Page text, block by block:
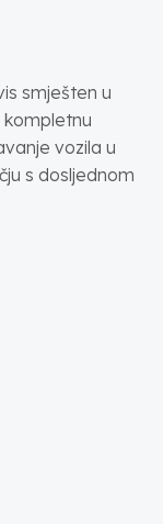
smješten u
kompletnu
vozila u
s dosljednom